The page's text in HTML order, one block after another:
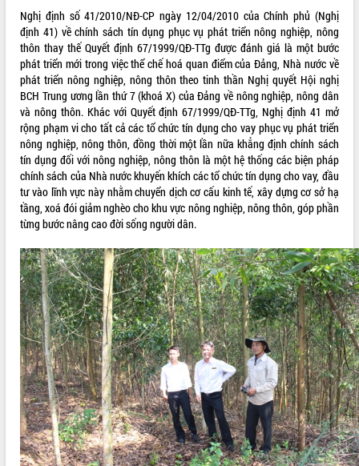
HỆ THỐNG VĂN BẢN
VĂN BẢN HĐND TỈNH
ĐIỂM TIN VĂN BẢN
QUY HOẠCH - KẾ HOẠCH
VIDEO
Nghị định số 41/2010/NĐ-CP ngày 12/04/2010 của Chính phủ (Nghị
định 41) về chính sách tín dụng phục vụ phát triển nông nghiệp, nông
thôn thay thế Quyết định 67/1999/QĐ-TTg được đánh giá là một bước
phát triển mới trong việc thể chế hoá quan điểm của Đảng, Nhà nước về
phát triển nông nghiệp, nông thôn theo tinh thần Nghị quyết Hội nghị
BCH Trung ương lần thứ 7 (khoá X) của Đảng về nông nghiệp, nông dân
và nông thôn. Khác với Quyết định 67/1999/QĐ-TTg, Nghị định 41 mở
rộng phạm vi cho tất cả các tổ chức tín dụng cho vay phục vụ phát triển
nông nghiệp, nông thôn, đồng thời một lần nữa khẳng định chính sách
tín dụng đối với nông nghiệp, nông thôn là một hệ thống các biện pháp
chính sách của Nhà nước khuyến khích các tổ chức tín dụng cho vay, đầu
tư vào lĩnh vực này nhằm chuyển dịch cơ cấu kinh tế, xây dựng cơ sở hạ
tầng, xoá đói giảm nghèo cho khu vực nông nghiệp, nông thôn, góp phần
từng bước nâng cao đời sống người dân.